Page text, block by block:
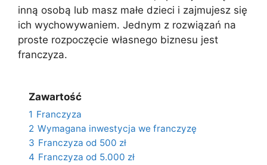
inną osobą lub masz małe dzieci i zajmujesz się
ich wychowywaniem. Jednym z rozwiązań na
proste rozpoczęcie własnego biznesu jest
franczyza.
Zawartość
1 Franczyza
2 Wymagana inwestycja we franczyzę
3 Franczyza od 500 zł
4 Franczyza od 5.000 zł